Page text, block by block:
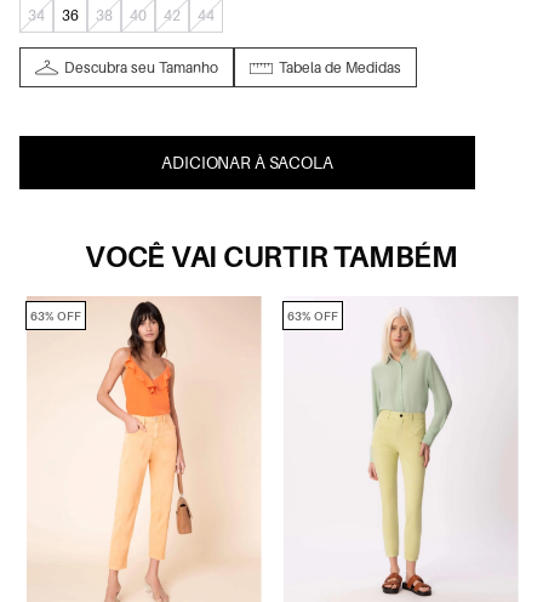
34
36 38 40 42 44
Descubra seu Tamanho Tabela de Medidas
ADICIONAR À SACOLA
VOCÊ VAI CURTIR TAMBÉM
63% OFF 63% OFF